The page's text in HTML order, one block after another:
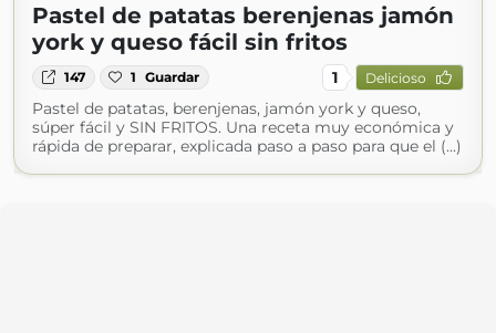
Pastel de patatas berenjenas jamón
york y queso fácil sin fritos
147 1 Guardar 1 Delicioso
Pastel de patatas, berenjenas, jamón york y queso,
súper fácil y SIN FRITOS. Una receta muy económica y
rápida de preparar, explicada paso a paso para que el (...)